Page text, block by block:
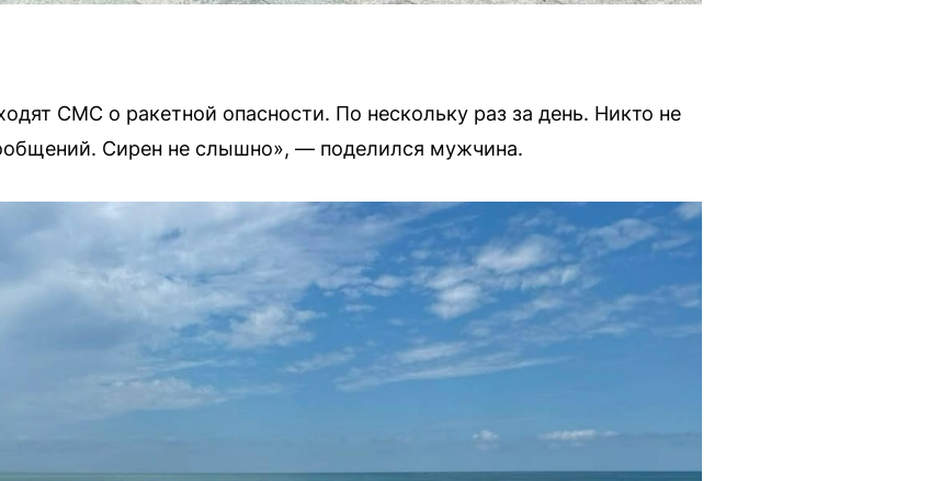
СМС о ракетной опасности. По нескольку раз за день. Никто не
Сирен не слышно», — поделился мужчина.